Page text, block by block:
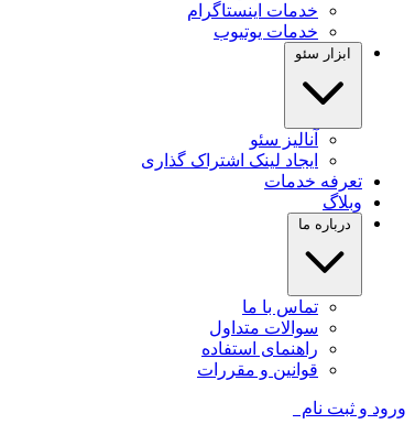
خدمات اینستاگرام
خدمات یوتیوب
ابزار سئو
آنالیز سئو
ایجاد لینک اشتراک گذاری
تعرفه خدمات
وبلاگ
درباره ما
تماس با ما
سوالات متداول
راهنمای استفاده
قوانین و مقررات
ورود و ثبت نام